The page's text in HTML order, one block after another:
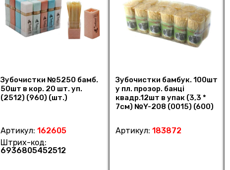
Зубочистки №5250 бамб.
50шт в кор. 20 шт. уп.
(2512) (960) (шт.)
Артикул:162605
Штрих-код:
6936805452512
Зубочистки бамбук. 100шт
у пл. прозор. банці
квадр.12шт в упак (3,3 *
7см) №Y-208 (0015) (600)
Артикул: 183872